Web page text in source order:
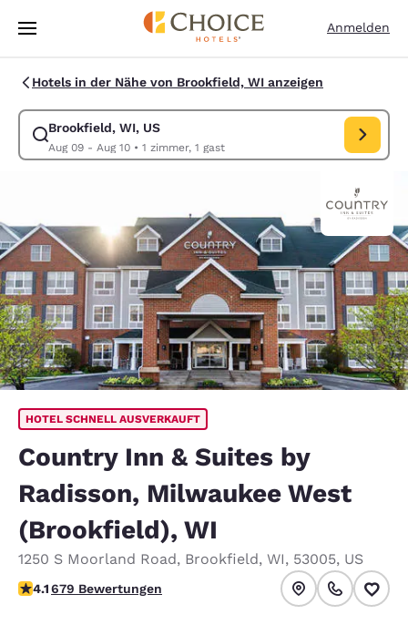
Weiter Zu Hauptinhalt
Anmelden
Hotels in der Nähe von Brookfield, WI anzeigen
Brookfield, WI, US
Aug 09 - Aug 10• 1 zimmer, 1 gast
Suche für Brookfield, WI, US ändern. Check-in-Datum Aug 09, Check-
HOTEL SCHNELL AUSVERKAUFT
Country Inn & Suites by
Radisson, Milwaukee West
(Brookfield), WI
1250 S Moorland Road, Brookfield, WI, 53005, US
4.12-Sterne-Bewertung. Sehr gut.
4.1679 Bewertungen